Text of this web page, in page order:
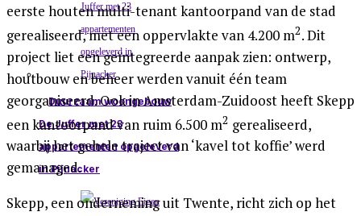
Duurzaam woongebouw
De Juffer met 23
appartementen opgeleverd
in Pijnacker
eerste houten multi-tenant kantoorpand van de stad
gerealiseerd, met een oppervlakte van 4.200 m2. Dit
project liet een geïntegreerde aanpak zien: ontwerp,
houtbouw en beheer werden vanuit één team
georganiseerd. Ook in Amsterdam-Zuidoost heeft Skepp
een kantoorpand van ruim 6.500 m2 gerealiseerd,
waarbij het gehele traject van ‘kavel tot koffie’ werd
gemanaged.
Skepp, een onderneming uit Twente, richt zich op het